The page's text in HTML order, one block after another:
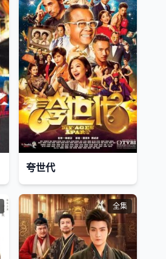
夸世代
全集